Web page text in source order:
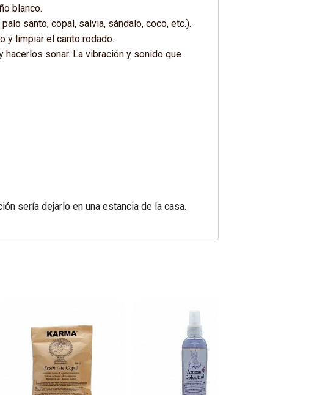
blanco.
santo, copal, salvia, sándalo, coco, etc.).
y limpiar el canto rodado.
sonar. La vibración y sonido que
sería dejarlo en una estancia de la casa.